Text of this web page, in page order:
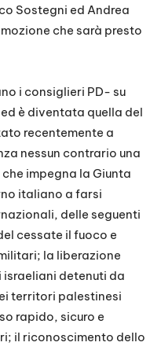
Sostegni ed Andrea
che sarà presto
i consiglieri PD- su
è diventata quella del
recentemente a
nessun contrario una
impegna la Giunta
italiano a farsi
delle seguenti
cessate il fuoco e
la liberazione
detenuti da
territori palestinesi
rapido, sicuro e
il riconoscimento dello